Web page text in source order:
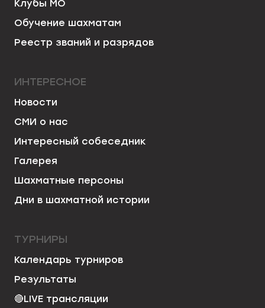
Клубы МО
Обучение шахматам
Реестр званий и разрядов
ИНТЕРЕСНОЕ
Новости
СМИ о нас
Интересный собеседник
Галерея
Шахматные персоны
Дни в шахматной истории
ТУРНИРЫ
Календарь турниров
Результаты
🔴LIVE трансляции